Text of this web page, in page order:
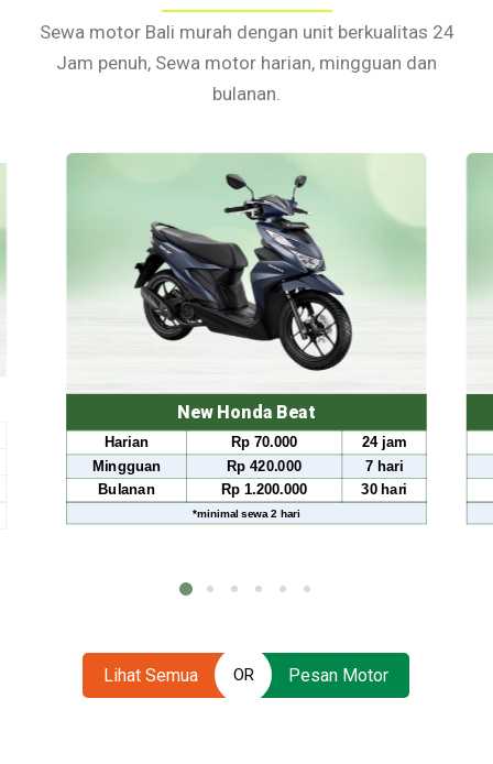
Sewa motor Bali murah dengan unit berkualitas 24
Jam penuh, Sewa motor harian, mingguan dan
bulanan.
Rp 420.000
Rp 1.200.000
Mingguan
Bulanan
Lihat Semua OR Pesan Motor